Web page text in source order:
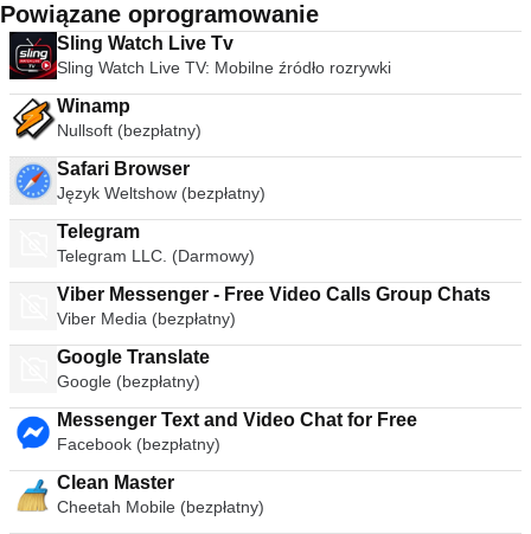
Powiązane oprogramowanie
Sling Watch Live Tv
Sling Watch Live TV: Mobilne źródło rozrywki
Winamp
Nullsoft (bezpłatny)
Safari Browser
Język Weltshow (bezpłatny)
Telegram
Telegram LLC. (Darmowy)
Viber Messenger - Free Video Calls Group Chats
Viber Media (bezpłatny)
Google Translate
Google (bezpłatny)
Messenger Text and Video Chat for Free
Facebook (bezpłatny)
Clean Master
Cheetah Mobile (bezpłatny)